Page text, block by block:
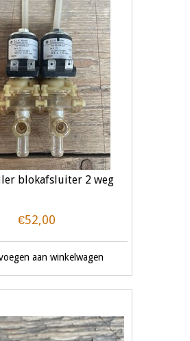
blokafsluiter 2 weg
€52,00
aan winkelwagen